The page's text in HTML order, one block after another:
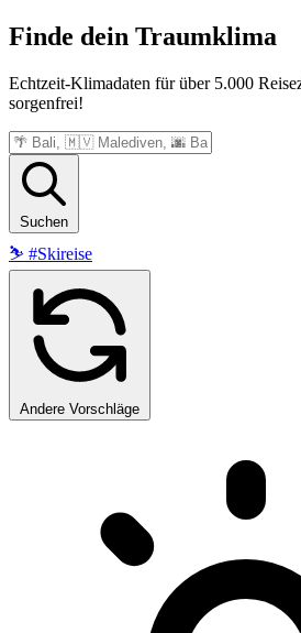
Finde dein Traumklima
Echtzeit-Klimadaten für über 5.000
sorgenfrei!
Suchen
⛷️ #Skireise
Andere Vorschläge